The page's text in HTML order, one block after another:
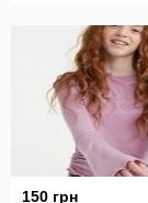
150 грн